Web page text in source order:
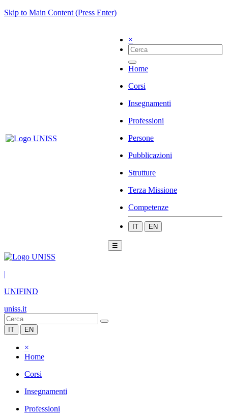
Skip to Main Content (Press Enter)
×
Home
Corsi
Insegnamenti
Professioni
Persone
Pubblicazioni
Strutture
Terza Missione
Competenze
IT EN
☰
|
UNIFIND
uniss.it
IT EN
×
Home
Corsi
Insegnamenti
Professioni